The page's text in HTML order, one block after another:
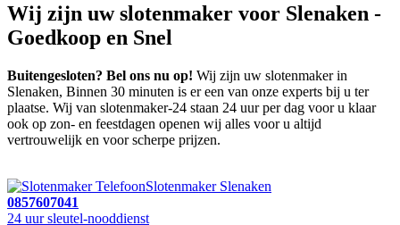
Wij zijn uw slotenmaker voor Slenaken -
Goedkoop en Snel
Buitengesloten? Bel ons nu op! Wij zijn uw slotenmaker in
Slenaken, Binnen 30 minuten is er een van onze experts bij u ter
plaatse. Wij van slotenmaker-24 staan 24 uur per dag voor u klaar
ook op zon- en feestdagen openen wij alles voor u altijd
vertrouwelijk en voor scherpe prijzen.
Slotenmaker Slenaken
0857607041
24 uur sleutel-nooddienst